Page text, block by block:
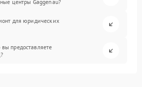
центры Gaggenau?
для юридических
предоставляете